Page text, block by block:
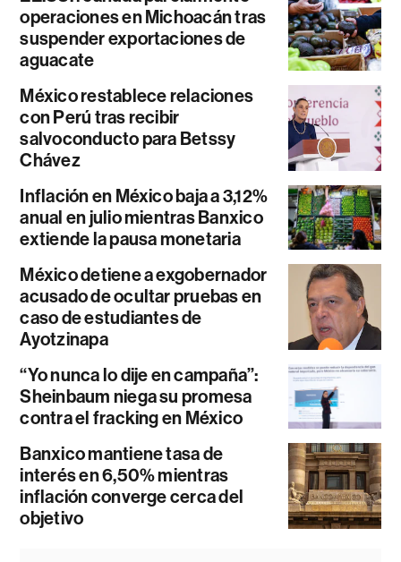
operaciones en Michoacán tras
suspender exportaciones de
aguacate
México restablece relaciones
con Perú tras recibir
salvoconducto para Betssy
Chávez
Inflación en México baja a 3,12%
anual en julio mientras Banxico
extiende la pausa monetaria
México detiene a exgobernador
acusado de ocultar pruebas en
caso de estudiantes de
Ayotzinapa
“Yo nunca lo dije en campaña”:
Sheinbaum niega su promesa
contra el fracking en México
Banxico mantiene tasa de
interés en 6,50% mientras
inflación converge cerca del
objetivo